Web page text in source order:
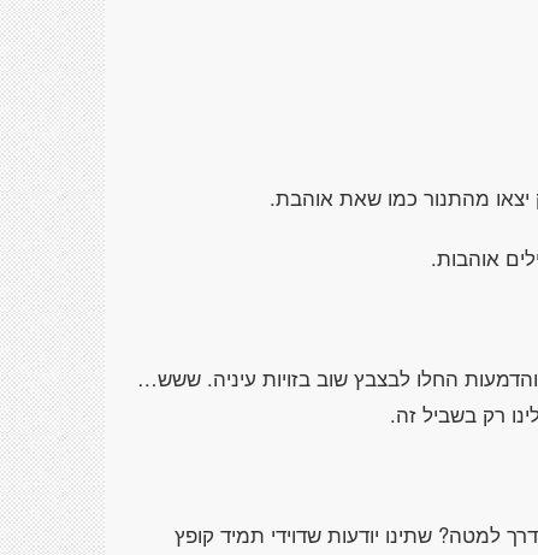
יצאו מהתנור כמו שאת אוהבת.
אוהבות.
החלו לבצבץ שוב בזויות עיניה. ששש…
רק בשביל זה.
למטה? שתינו יודעות שדוידי תמיד קופץ